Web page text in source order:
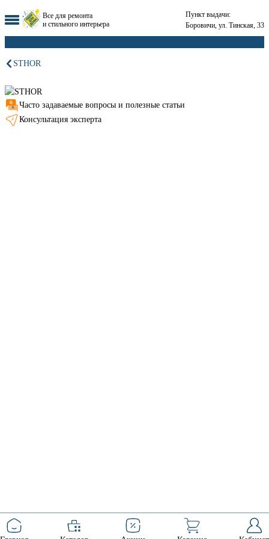
Все для ремонта
и стильного интерьера
Пункт выдачи:
Боровичи, ул. Тинская, 33
STHOR
Часто задаваемые вопросы и полезные статьи
Консультация эксперта